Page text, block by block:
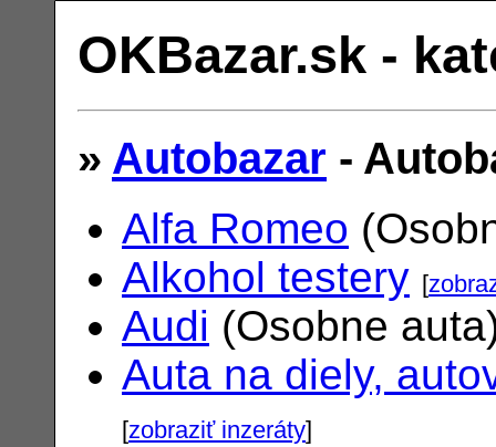
OKBazar.sk -
» Autobazar -
Alfa Romeo
Alkohol testery [
Audi (Osobne
Auta na diely,
[zobraziť inzeráty]